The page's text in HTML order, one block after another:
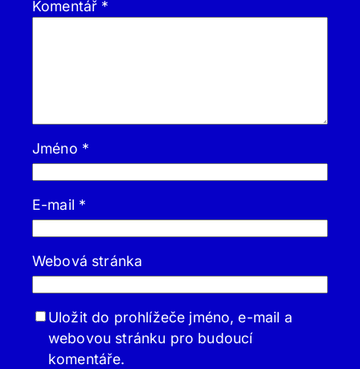
Komentář *
Jméno *
E-mail *
Webová stránka
Uložit do prohlížeče jméno, e-mail a
webovou stránku pro budoucí
komentáře.